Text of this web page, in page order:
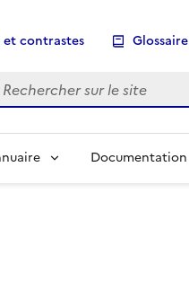
et contrastes Glossaire
sur le site
Documentation